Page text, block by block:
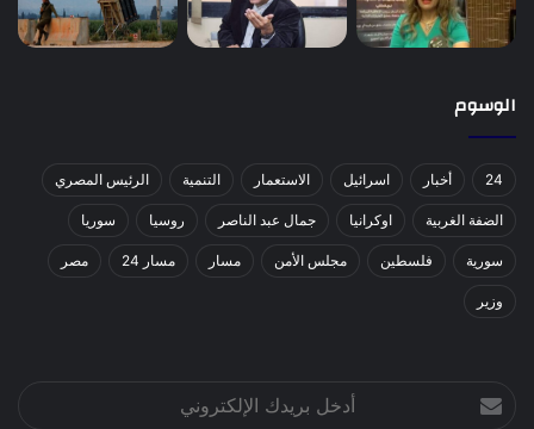
الوسوم
24 أخبار اسرائيل الاستعمار التنمية الرئيس المصري
الضفة الغربية اوكرانيا جمال عبد الناصر روسيا سوريا
سورية فلسطين مجلس الأمن مسار مسار 24 مصر
وزير
بريدك